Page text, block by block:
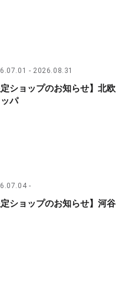
2026.08.31
定ショップのお知らせ】北欧
パ
定ショップのお知らせ】河谷